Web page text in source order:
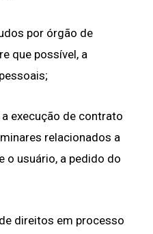
por órgão de
que possível, a
execução de contrato
relacionados a
o usuário, a pedido do
direitos em processo